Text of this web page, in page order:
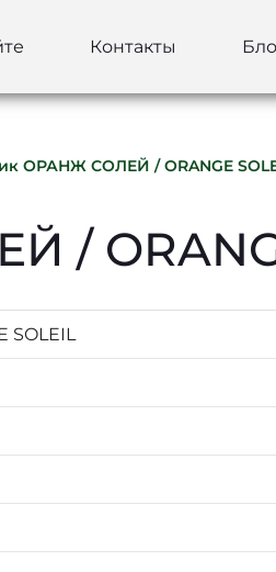
Контакты
ОРАНЖ СОЛЕЙ / ORANGE